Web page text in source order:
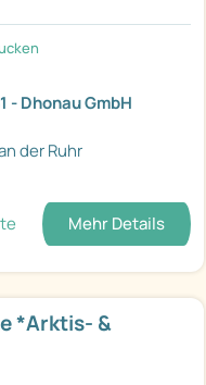
- Dhonau GmbH
der Ruhr
Mehr Details
*Arktis- &